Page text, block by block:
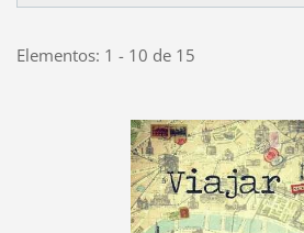
Elementos: 1 - 10 de 15